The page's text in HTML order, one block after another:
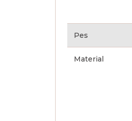
Pes
Material